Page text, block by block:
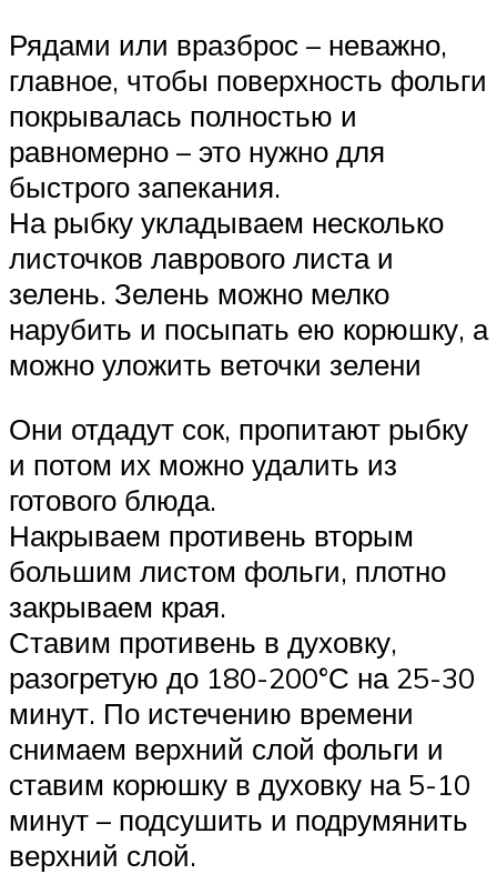
Рядами или вразброс – неважно,
главное, чтобы поверхность фольги
покрывалась полностью и
равномерно – это нужно для
быстрого запекания.
На рыбку укладываем несколько
листочков лаврового листа и
зелень. Зелень можно мелко
нарубить и посыпать ею корюшку, а
можно уложить веточки зелени
Они отдадут сок, пропитают рыбку
и потом их можно удалить из
готового блюда.
Накрываем противень вторым
большим листом фольги, плотно
закрываем края.
Ставим противень в духовку,
разогретую до 180-200°С на 25-30
минут. По истечению времени
снимаем верхний слой фольги и
ставим корюшку в духовку на 5-10
минут – подсушить и подрумянить
верхний слой.